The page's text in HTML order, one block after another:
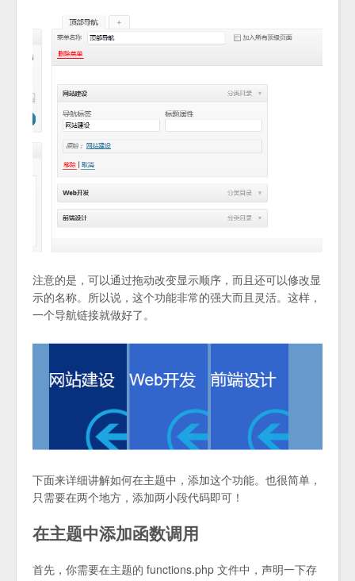
注意的是，可以通过拖动改变显示顺序，而且还可以修改显
示的名称。所以说，这个功能非常的强大而且灵活。这样，
一个导航链接就做好了。
下面来详细讲解如何在主题中，添加这个功能。也很简单，
只需要在两个地方，添加两小段代码即可！
在主题中添加函数调用
首先，你需要在主题的 functions.php 文件中，声明一下存